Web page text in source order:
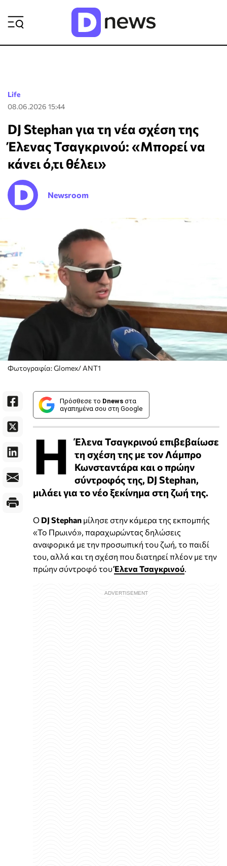
Life
08.06.2026 15:44
DJ Stephan για τη νέα σχέση της
Έλενας Τσαγκρινού: «Μπορεί να
κάνει ό,τι θέλει»
Newsroom
Φωτογραφία: Glomex/ ANT1
Πρόσθεσε το Dnews στα
αγαπημένα σου στη Google
Η
Έλενα Τσαγκρινού επιβεβαίωσε
τη σχέση της με τον Λάμπρο
Κωνσταντάρα και ο πρώην
σύντροφός της, DJ Stephan,
μιλάει για το νέο ξεκίνημα στη ζωή της.
Ο DJ Stephan μίλησε στην κάμερα της εκπομπής
«Το Πρωινό», παραχωρώντας δηλώσεις
αναφορικά με την προσωπική του ζωή, το παιδί
του, αλλά και τη σχέση που διατηρεί πλέον με την
πρώην σύντροφό τουΈλενα Τσαγκρινού